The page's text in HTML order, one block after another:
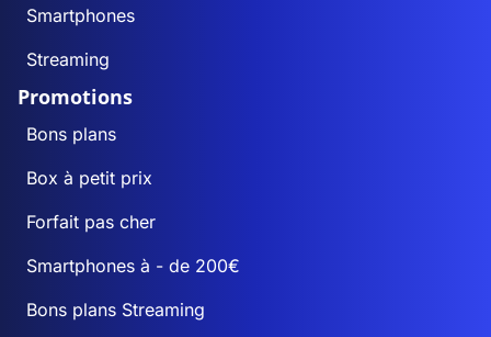
Smartphones
Streaming
Promotions
Bons plans
Box à petit prix
Forfait pas cher
Smartphones à - de 200€
Bons plans Streaming